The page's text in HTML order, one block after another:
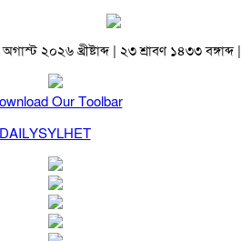
২০২৬ খ্রীষ্টাব্দ | ২৩ শ্রাবণ ১৪৩৩ বঙ্গাব্দ |
Our Toolbar